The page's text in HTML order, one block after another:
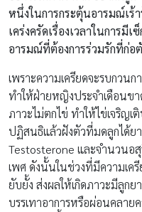
หนึ่งในการกระตุ้นอารมณ์เร้
เคร่งครัดเรื่องเวลาในการ
อารมณ์ที่ต้องการร่วมรักที่ก่อ
เพราะความเครียดจะรบกวน
ทำให้ฝ่ายหญิงประจำเดือนข
ภาวะไม่ตกไข่ ทำให้ไข่เจริญ
ปฏิสนธิแล้วฝังตัวที่มดลูกได้
Testosterone และจำนวนอ
เพศ ดังนั้นในช่วงที่มีความเค
ยับยั้ง ส่งผลให้เกิดภาวะมีลูก
บรรเทาอาการหรือผ่อนคลาย